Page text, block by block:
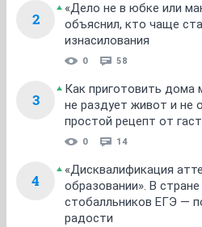
2
«Дело не в юбке или
объяснил, кто чаще
изнасилования
0 58
3
Как приготовить дома
не раздует живот и не
простой рецепт от
0 14
4
«Дисквалификация
образовании». В
стобалльников ЕГЭ —
радости